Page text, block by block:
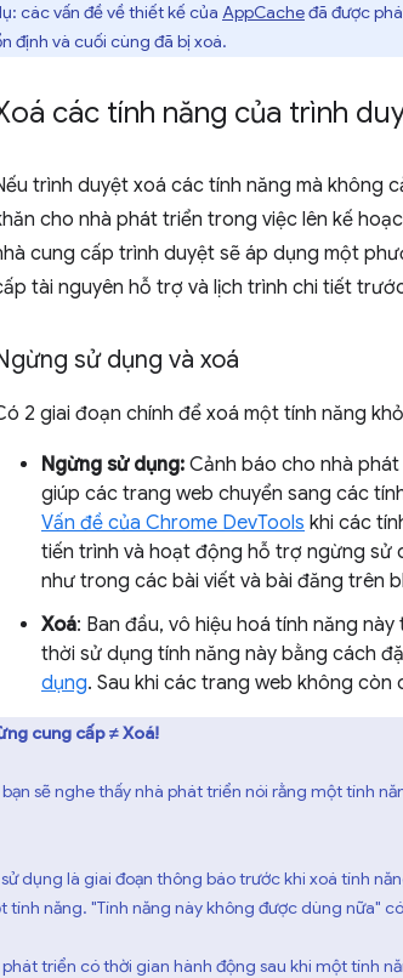
các vấn đề về thiết kế của AppCacheđã được
định và cuối cùng đã bị xoá.
các tính năng của trình
trình duyệt xoá các tính năng mà không
cho nhà phát triển trong việc lên kế
cung cấp trình duyệt sẽ áp dụng một
tài nguyên hỗ trợ và lịch trình chi tiết
sử dụng và xoá
2 giai đoạn chính để xoá một tính năng
Ngừng sử dụng: Cảnh báo cho nhà
giúp các trang web chuyển sang các
Vấn đề của Chrome DevTools khi các
tiến trình và hoạt động hỗ trợ ngừng sử
như trong các bài viết và bài đăng trên
Xoá: Ban đầu, vô hiệu hoá tính năng
thời sử dụng tính năng này bằng cách
dụng. Sau khi các trang web không còn
cung cấp ≠ Xoá!
sẽ nghe thấy nhà phát triển nói rằng một tính
dụng là giai đoạn thông báo trước khi xoá tính
tính năng. "Tính năng này không được dùng nữa"
triển có thời gian hành động sau khi một tính